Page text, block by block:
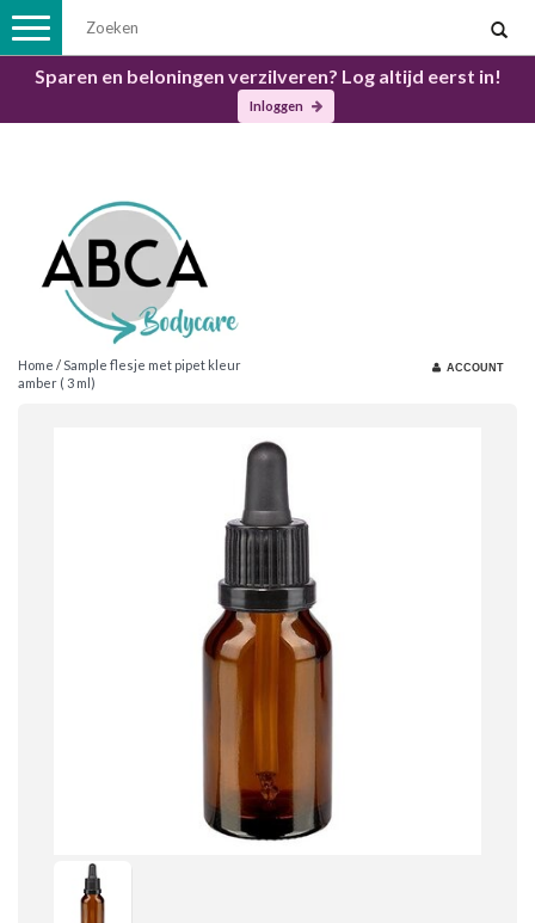
Sparen en beloningen verzilveren? Log altijd eerst in!
Inloggen
Toggle
navigation
Home /Sample flesje met pipet kleur
amber ( 3 ml)
ACCOUNT